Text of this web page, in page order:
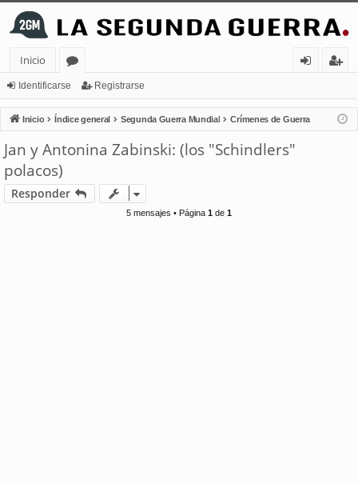
Inicio
or
os
nt
ifi
ist
ra
Identificarse Registrarse
Inicio Índice general Segunda Guerra Mundial Crímenes de Guerra
Jan y Antonina Zabinski: (los "Schindlers"
polacos)
Responder
5 mensajes • Página 1 de 1